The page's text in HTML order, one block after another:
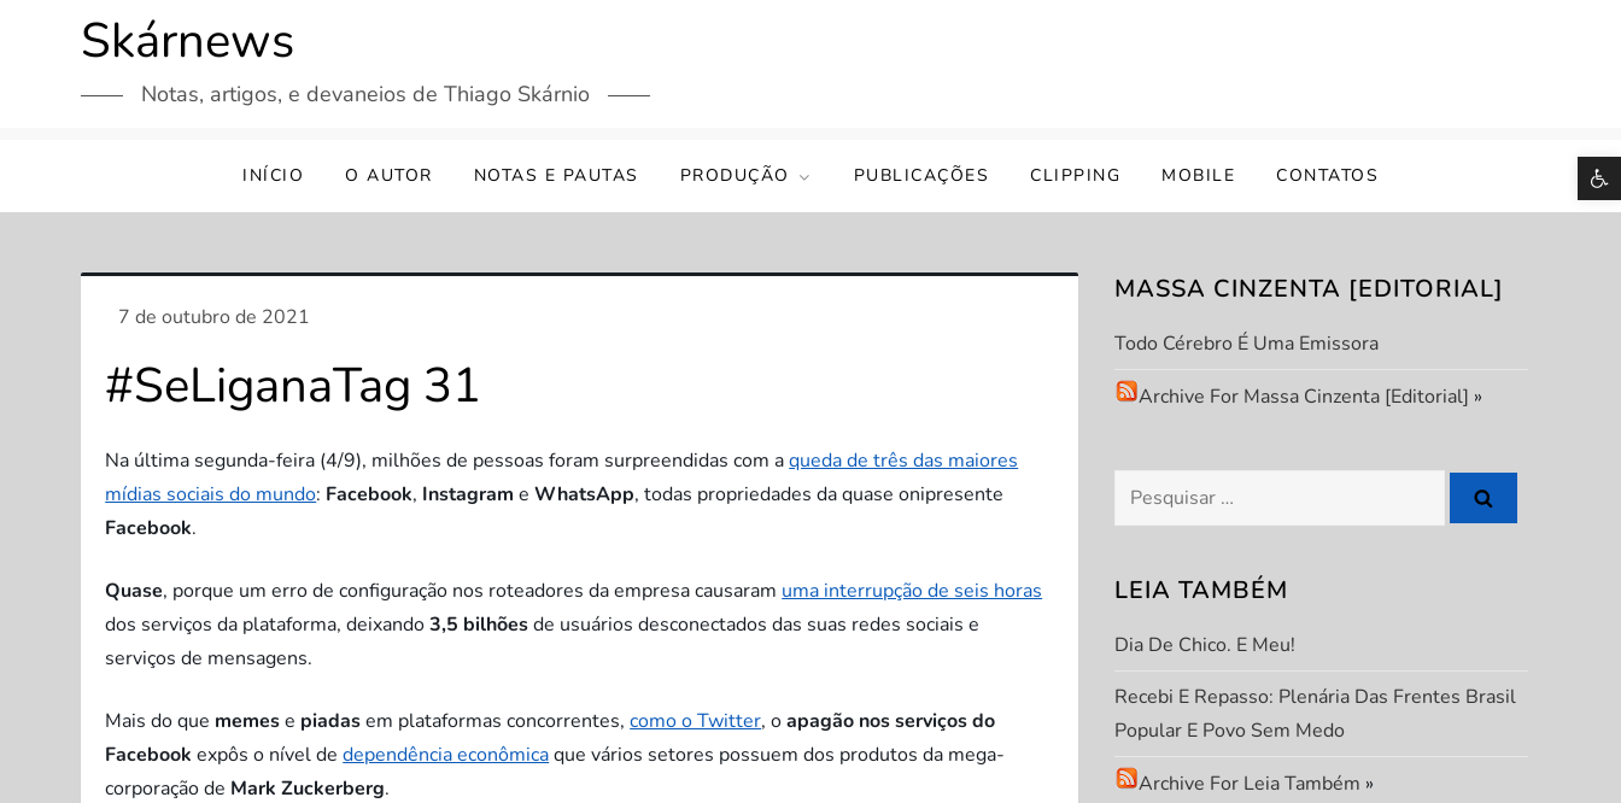
Skárnews
Notas, artigos, e devaneios de Thiago Skárnio
INÍCIO O AUTOR NOTAS E PAUTAS PRODUÇÃO PUBLICAÇÕES CLIPPING MOBILE CONTATOS
#SeLiganaTag 31
Na última segunda-feira (4/9), milhões de pessoas foram surpreendidas com aqueda de três das maiores
mídias sociais do mundo: Facebook, Instagram e WhatsApp, todas propriedades da quase onipresente
Facebook.
Quase, porque um erro de configuração nos roteadores da empresa causaram uma interrupção de seis horas
dos serviços da plataforma, deixando3,5 bilhõesde usuários desconectados das suas redes sociais e
serviços de mensagens.
Mais do que memese piadasem plataformas concorrentes,como o Twitter, oapagão nos serviços do
Facebook expôs o nível dedependência econômicaque vários setores possuem dos produtos da mega-
corporação de Mark Zuckerberg.
MASSA CINZENTA [EDITORIAL]
Todo Cérebro É Uma Emissora
Archive For Massa Cinzenta [Editorial] »
Pesquisar
por:
LEIA TAMBÉM
Dia De Chico. E Meu!
Recebi E Repasso: Plenária Das Frentes Brasil
Popular E Povo Sem Medo
Archive For Leia Também »